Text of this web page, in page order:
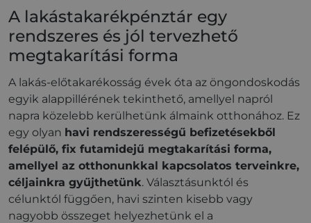
A lakástakarékpénztár egy
rendszeres és jól tervezhető
megtakarítási forma
A lakás-előtakarékosság évek óta az öngondoskodás
egyik alappillérének tekinthető, amellyel napról
napra közelebb kerülhetünk álmaink otthonához. Ez
egy olyan havi rendszerességű befizetésekből
felépülő, fix futamidejű megtakarítási forma,
amellyel az otthonunkkal kapcsolatos terveinkre,
céljainkra gyűjthetünk. Választásunktól és
célunktól függően, havi szinten kisebb vagy
nagyobb összeget helyezhetünk el a